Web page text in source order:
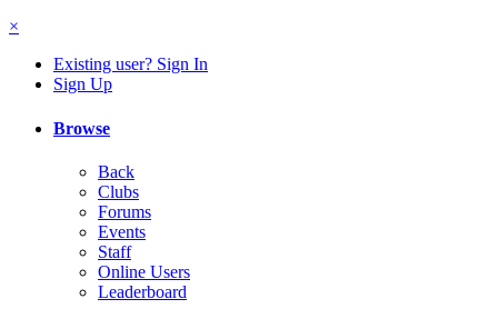
×
Existing user? Sign In
Sign Up
Browse
Back
Clubs
Forums
Events
Staff
Online Users
Leaderboard